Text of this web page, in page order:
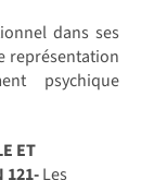
dans ses
représentation
psychique
ET
121-Les